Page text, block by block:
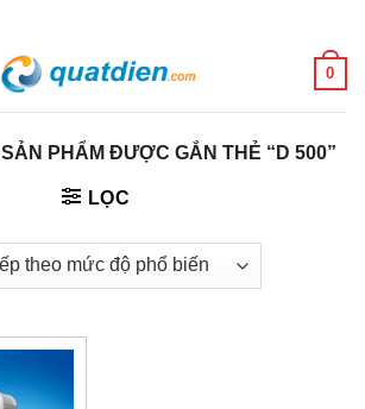
0
SẢN PHẨM ĐƯỢC GẮN THẺ “D 500”
LỌC